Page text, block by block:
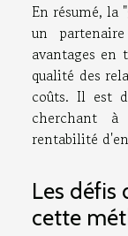
En résumé, la
un
avantages en
qualité des
coûts. Il est
cherchant
rentabilité
Les défis
cette